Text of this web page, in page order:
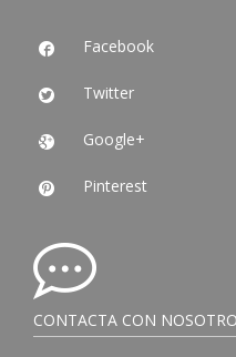
 Facebook
 Twitter
 Google+
 Pinterest
CONTACTA CON